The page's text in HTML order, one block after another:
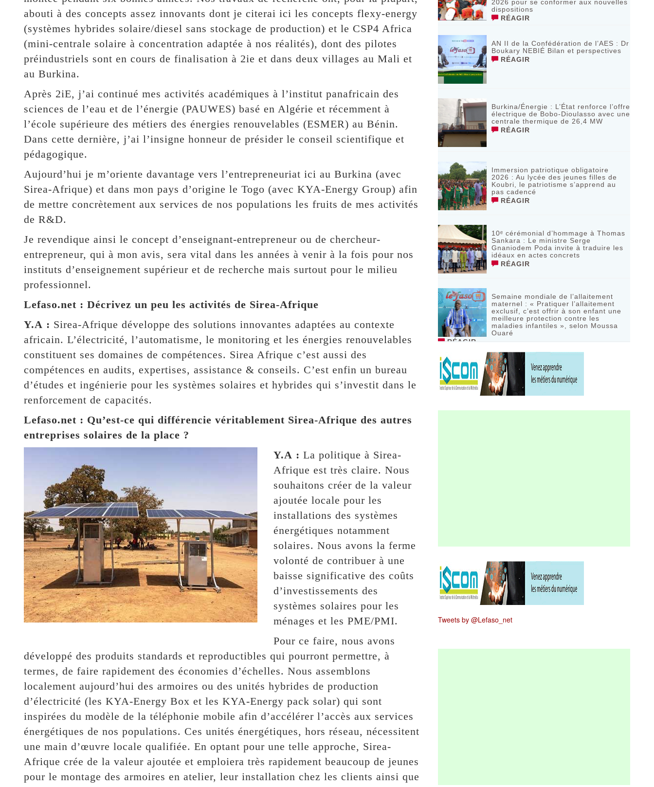
abouti à des concepts assez innovants dont je citerai ici les concepts flexy-energy
(systèmes hybrides solaire/diesel sans stockage de production) et le CSP4 Africa
(mini-centrale solaire à concentration adaptée à nos réalités), dont des pilotes
préindustriels sont en cours de finalisation à 2ie et dans deux villages au Mali et
au Burkina.
Après 2iE, j’ai continué mes activités académiques à l’institut panafricain des
sciences de l’eau et de l’énergie (PAUWES) basé en Algérie et récemment à
l’école supérieure des métiers des énergies renouvelables (ESMER) au Bénin.
Dans cette dernière, j’ai l’insigne honneur de présider le conseil scientifique et
pédagogique.
Aujourd’hui je m’oriente davantage vers l’entrepreneuriat ici au Burkina (avec
Sirea-Afrique) et dans mon pays d’origine le Togo (avec KYA-Energy Group) afin
de mettre concrètement aux services de nos populations les fruits de mes activités
de R&D.
Je revendique ainsi le concept d’enseignant-entrepreneur ou de chercheur-
entrepreneur, qui à mon avis, sera vital dans les années à venir à la fois pour nos
instituts d’enseignement supérieur et de recherche mais surtout pour le milieu
professionnel.
Lefaso.net : Décrivez un peu les activités de Sirea-Afrique
Y.A : Sirea-Afrique développe des solutions innovantes adaptées au contexte
africain. L’électricité, l’automatisme, le monitoring et les énergies renouvelables
constituent ses domaines de compétences. Sirea Afrique c’est aussi des
compétences en audits, expertises, assistance & conseils. C’est enfin un bureau
d’études et ingénierie pour les systèmes solaires et hybrides qui s’investit dans le
renforcement de capacités.
Lefaso.net : Qu’est-ce qui différencie véritablement Sirea-Afrique des autres
entreprises solaires de la place ?
Y.A : La politique à Sirea-
Afrique est très claire. Nous
souhaitons créer de la valeur
ajoutée locale pour les
installations des systèmes
énergétiques notamment
solaires. Nous avons la ferme
volonté de contribuer à une
baisse significative des coûts
d’investissements des
systèmes solaires pour les
ménages et les PME/PMI.
Pour ce faire, nous avons
développé des produits standards et reproductibles qui pourront permettre, à
termes, de faire rapidement des économies d’échelles. Nous assemblons
localement aujourd’hui des armoires ou des unités hybrides de production
d’électricité (les KYA-Energy Box et les KYA-Energy pack solar) qui sont
inspirées du modèle de la téléphonie mobile afin d’accélérer l’accès aux services
énergétiques de nos populations. Ces unités énergétiques, hors réseau, nécessitent
une main d’œuvre locale qualifiée. En optant pour une telle approche, Sirea-
Afrique crée de la valeur ajoutée et emploiera très rapidement beaucoup de jeunes
pour le montage des armoires en atelier, leur installation chez les clients ainsi que
2026 pour se conformer aux nouvelles
dispositions
RÉAGIR
AN II de la Confédération de l’AES : Dr
Boukary NEBIÉ Bilan et perspectives
RÉAGIR
Burkina/Énergie : L’État renforce l’offre
électrique de Bobo-Dioulasso avec une
centrale thermique de 26,4 MW
RÉAGIR
Immersion patriotique obligatoire
2026 : Au lycée des jeunes filles de
Koubri, le patriotisme s’apprend au
pas cadencé
RÉAGIR
10ᵉ cérémonial d’hommage à Thomas
Sankara : Le ministre Serge
Gnaniodem Poda invite à traduire les
idéaux en actes concrets
RÉAGIR
Semaine mondiale de l’allaitement
maternel : « Pratiquer l’allaitement
exclusif, c’est offrir à son enfant une
meilleure protection contre les
maladies infantiles », selon Moussa
Ouaré
RÉAGIR
Tweets by @Lefaso_net